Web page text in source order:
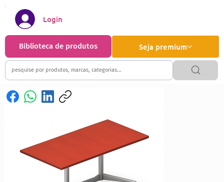
Seja premium
Biblioteca de produtos
Login